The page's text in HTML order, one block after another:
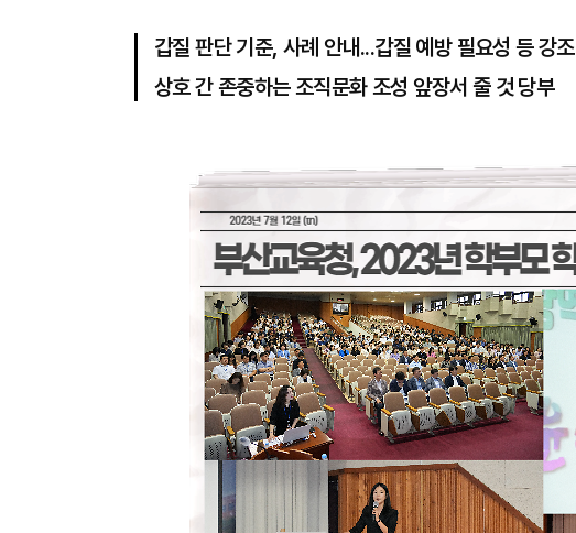
갑질 판단 기준, 사례 안내...갑질 예방 필요성 등 강조
상호 간 존중하는 조직문화 조성 앞장서 줄 것 당부